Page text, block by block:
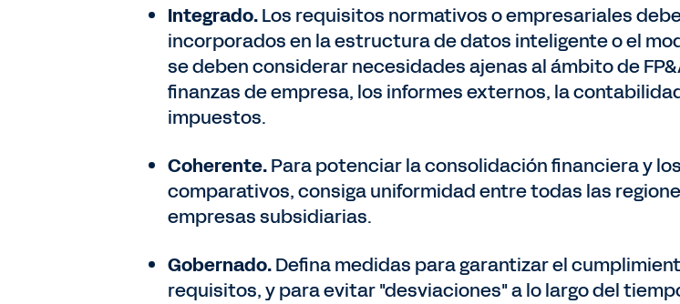
Integrado.Los requisitos normativos o empresariales
incorporados en la estructura de datos inteligente o el
se deben considerar necesidades ajenas al ámbito de
finanzas de empresa, los informes externos, la
impuestos.
Coherente.Para potenciar la consolidación financiera y
comparativos, consiga uniformidad entre todas las
empresas subsidiarias.
Gobernado.Defina medidas para garantizar el
requisitos, y para evitar "desviaciones" a lo largo del